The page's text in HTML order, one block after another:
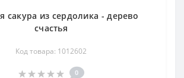
сакура из сердолика - дерево
счастья
Код товара: 1012602
0